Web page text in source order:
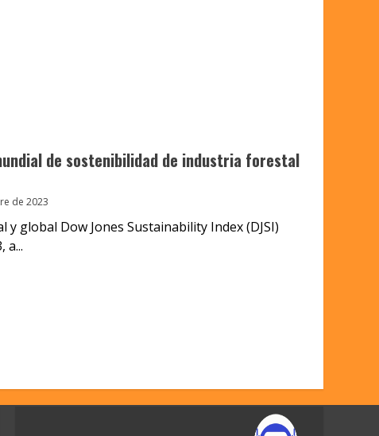
de sostenibilidad de industria forestal
de 2023
y global Dow Jones Sustainability Index (DJSI)
a...